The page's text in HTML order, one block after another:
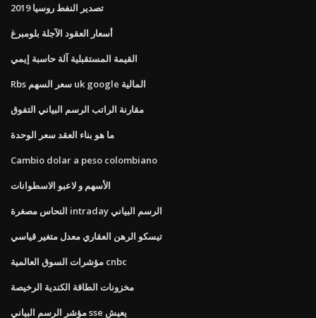
تصدير النفط روسيا 2019
أسعار العقود الآجلة بلومبرغ
القيمة المستقبلية آلة حاسبة إيمي
Rbs سعر السهم uk google المالية
مقارنة الراتب الرسم البياني التفوق
ما هو بناء العقد سعر الوحدة
Cambio dolar a peso colombiano
الأسهم و لاعبو الاسطوانات
النحاس مصغرة intraday الرسم البياني
تيسكو الرهن العقاري معدل متغير قياسي
مؤشرات السوق العالمية cnbc
مخزونات الطاقة الكندية الرخيصة
مؤشر الرسم البياني sse يعيش